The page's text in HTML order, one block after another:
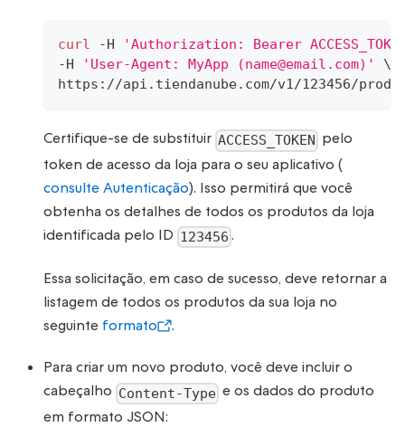
curl -H
'Authorization: Bearer
-H
'User-Agent: MyApp (name@email.com)'
\
https://api.tiendanube.com/v1/123456/
Certifique-se de substituir ACCESS_TOKEN pelo
token de acesso da loja para o seu aplicativo (
consulte Autenticação). Isso permitirá que você
obtenha os detalhes de todos os produtos da loja
identificada pelo ID 123456 .
Essa solicitação, em caso de sucesso, deve retornar a
listagem de todos os produtos da sua loja no
seguinte formato .
Para criar um novo produto, você deve incluir o
cabeçalho Content-Type e os dados do produto
em formato JSON: